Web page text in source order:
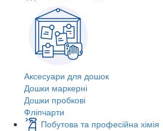
Аксесуари для дошок
Дошки маркерні
Дошки пробкові
Фліпчарти
Побутова та професійна хімія